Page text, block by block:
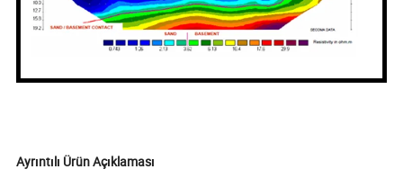
Ayrıntılı Ürün Açıklaması